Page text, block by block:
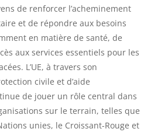
de renforcer l’acheminement
et de répondre aux besoins
en matière de santé, de
aux services essentiels pour les
L’UE, à travers son
civile et d’aide
de jouer un rôle central dans
sur le terrain, telles que
unies, le Croissant-Rouge et